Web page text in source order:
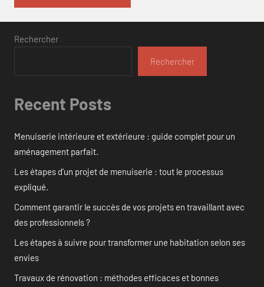
Rechercher
Rechercher
Recent Posts
Menuiserie intérieure et extérieure : guide complet pour un
aménagement parfait.
Les étapes d’un projet de menuiserie : tout le processus
expliqué.
Comment garantir le succès de vos projets en travaillant avec
des professionnels ?
Les étapes à suivre pour transformer une habitation selon ses
envies
Travaux de rénovation : méthodes efficaces et bonnes